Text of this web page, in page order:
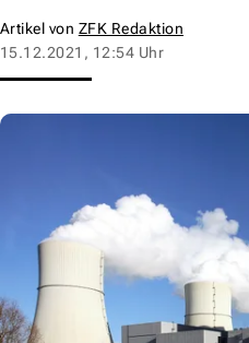
Artikel von ZFK Redaktion
15.12.2021, 12:54 Uhr